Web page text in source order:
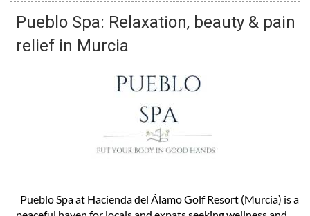
Pueblo Spa: Relaxation, beauty & pain
relief in Murcia
Pueblo Spa at Hacienda del Álamo Golf Resort (Murcia) is a